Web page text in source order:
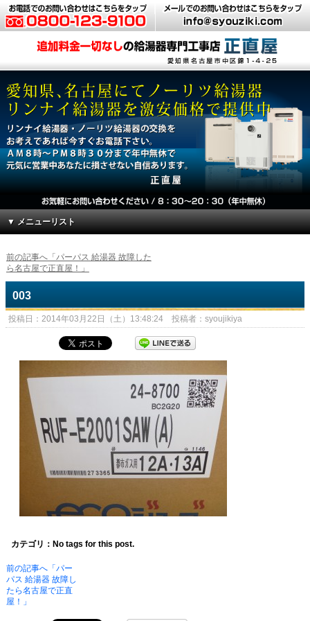
▼ メニューリスト
前の記事へ「パーパス 給湯器 故障した
ら名古屋で正直屋！」
003
投稿日：2014年03月22日（土）13:48:24 投稿者：syoujikiya
カテゴリ：No tags for this post.
前の記事へ「パー
パス 給湯器 故障し
たら名古屋で正直
屋！」